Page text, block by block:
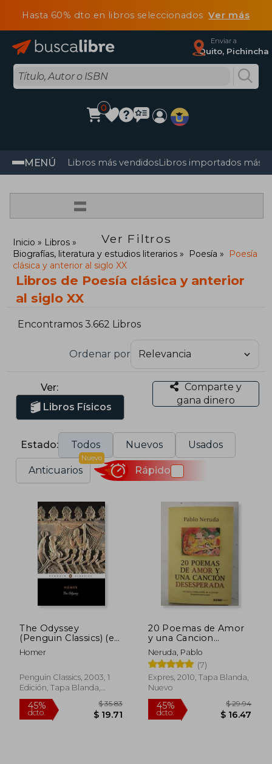
Hasta 60% dto en libros seleccionadosVer más
Enviar a
Quito, Pichincha
0
MENÚ Libros más vendidosLibros importados más
=
Ver Filtros
Inicio
Libros
Biografías, literatura y estudios literarios
Poesía
Poesía
clásica y anterior al siglo XX
Libros de Poesía clásica y anterior
al siglo XX
Encontramos 3.662 Libros
Ordenar por
Ver:
Libros Físicos
Comparte y
gana dinero
Estado: Todos Nuevos Usados
Anticuarios
Nuevo
Rápido
The Odyssey
(Penguin Classics) (en
Inglés)
Homer
Penguin Classics, 2003, 1
Edición, Tapa Blanda,
Nuevo
20 Poemas de Amor
y una Cancion
Desesperada
Neruda, Pablo
(7)
Expres, 2010, Tapa Blanda,
Nuevo